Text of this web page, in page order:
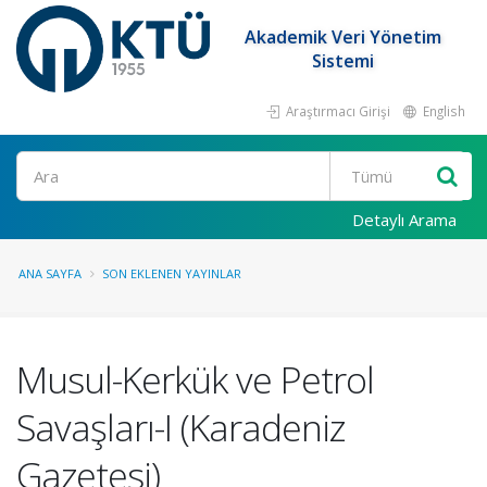
Akademik Veri Yönetim
Sistemi
Araştırmacı Girişi English
Ara
Detaylı Arama
ANA SAYFA SON EKLENEN YAYINLAR
Musul-Kerkük ve Petrol
Savaşları-I (Karadeniz
Gazetesi)